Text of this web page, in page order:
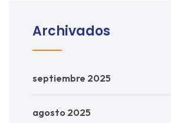
Archivados
septiembre 2025
agosto 2025